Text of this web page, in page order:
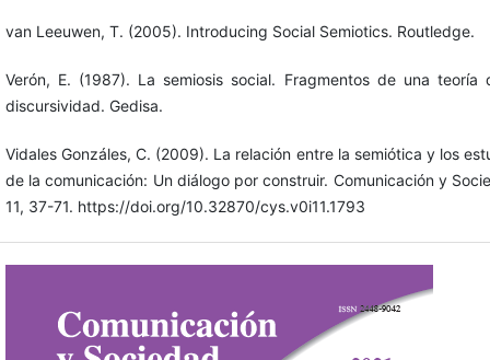
van Leeuwen, T. (2005). Introducing Social Semiotics. Routledge.
Verón, E. (1987). La semiosis social. Fragmentos de una teoría
discursividad. Gedisa.
Vidales Gonzáles, C. (2009). La relación entre la semiótica y los
de la comunicación: Un diálogo por construir. Comunicación y
11, 37-71. https://doi.org/10.32870/cys.v0i11.1793